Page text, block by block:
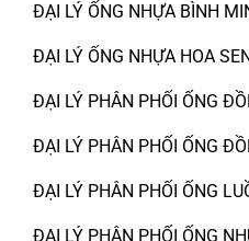
ĐẠI LÝ ỐNG NHỰA BÌNH
ĐẠI LÝ ỐNG NHỰA HOA
ĐẠI LÝ PHÂN PHỐI ỐNG
ĐẠI LÝ PHÂN PHỐI ỐNG
ĐẠI LÝ PHÂN PHỐI ỐNG
ĐẠI LÝ PHÂN PHỐI ỐNG